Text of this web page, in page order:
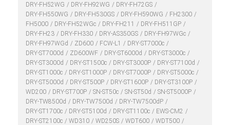
DRY-FH52WG
DRY-FH92WG
DRY-FH72GS
DRY-FH550WG
DRY-FH530GS DRY-FH590WG
FH2300
FH5000
DRY-FH52WGc DRY-FH211
DRY-FH511GP
DRY-FH23
DRY-FH330 DRY-AS350GS
DRY-FH97WGc
DRY-FH97WGd
ZD600 FCW-L1
DRY-ST7000c
DRY-ST7000d
ZD600WF DRY-ST6000d
DRY-ST3000c
DRY-ST3000d
DRY-ST1500c DRY-ST3000P
DRY-ST7100d
DRY-ST1000c
DRY-ST1000P DRY-ST7000P
DRY-ST5000c
DRY-ST5000d
DRY-ST500P DRY-ST1600P
DRY-ST3100P
WD200
DRY-ST700P SN-ST50c SN-ST50d
SN-ST5000P
DRY-TW8500d
DRY-TW7500d
DRY-TW7500dP
DRY-ST1700c
DRY-ST5100d DRY-ST1100c
EWS-CM2
DRY-ST2100c
WD310 WD250S WDT600
WDT500